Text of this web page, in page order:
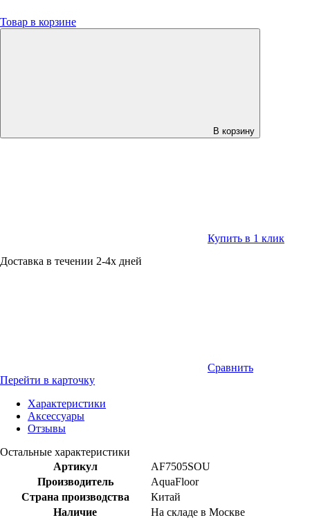
Товар в корзине
В корзину
Купить в 1 клик
Доставка в течении 2-4х дней
Сравнить
Перейти в карточку
Характеристики
Аксессуары
Отзывы
Остальные характеристики
Артикул
AF7505SOU
Производитель
AquaFloor
Страна производства
Китай
Наличие
На складе в Москве